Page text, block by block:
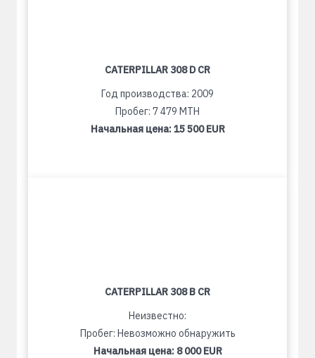
CATERPILLAR 308 D CR
Год производства: 2009
Пробег: 7 479 MTH
Начальная цена:15 500 EUR
CATERPILLAR 308 B CR
Неизвестно:
Пробег: Невозможно обнаружить
Начальная цена: 8 000 EUR